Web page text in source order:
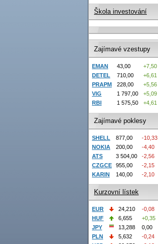
Škola investování
Zajímavé vzestupy
EMAN 43,00
+7,50
DETEL
710,00
+6,61
PRAPM
228,00
+5,56
VIG
1 797,00
+5,09
RBI
1 575,50 +4,61
Zajímavé poklesy
SHELL 877,00
-10,33
NOKIA
200,00
-4,40
ATS
3 504,00
-2,56
CZGCE
955,00
-2,15
KARIN
140,00 -2,10
Kurzovní lístek
EUR 24,210
-0,08
HUF
6,655
+0,35
JPY
13,288
0,00
PLN
5,632
-0,24